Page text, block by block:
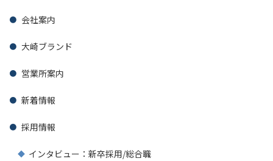
会社案内
大崎ブランド
営業所案内
新着情報
採用情報
インタビュー：新卒採用/総合職